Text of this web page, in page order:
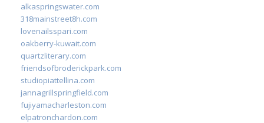
alkaspringswater.com
318mainstreet8h.com
lovenailsspari.com
oakberry-kuwait.com
quartzliterary.com
friendsofbroderickpark.com
studiopiattellina.com
jannagrillspringfield.com
fujiyamacharleston.com
elpatronchardon.com